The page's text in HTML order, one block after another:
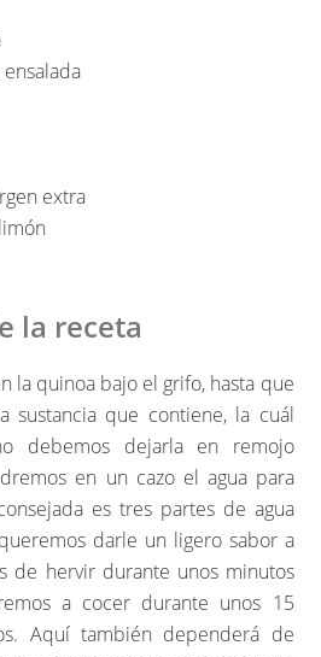
extra
la receta
la quinoa bajo el grifo, hasta que
sustancia que contiene, la cuál
debemos dejarla en remojo
en un cazo el agua para
es tres partes de agua
darle un ligero sabor a
de hervir durante unos minutos
a cocer durante unos 15
Aquí también dependerá de